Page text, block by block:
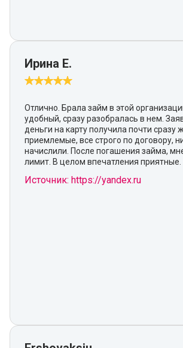
Ирина Е.
Отлично. Брала займ в этой
удобный, сразу разобралась в нем.
деньги на карту получила почти сразу
приемлемые, все строго по договору,
начислили. После погашения займа,
лимит. В целом впечатления приятные.
Источник: https://yandex.ru